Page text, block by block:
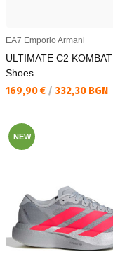
EA7 Emporio Armani
ULTIMATE C2
Shoes
Текуща цена:
169,90 € / 332,30 BGN
NEW